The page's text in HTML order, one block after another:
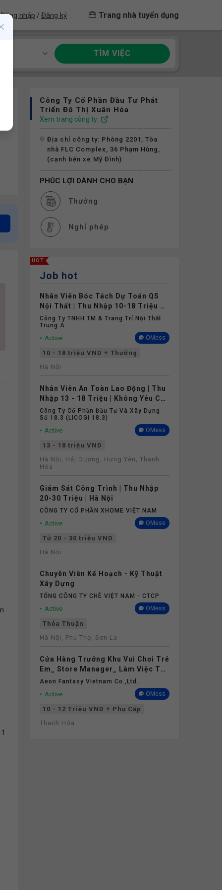
Đăng nhập / Đăng ký Trang nhà tuyển dụng
TÌM VIỆC
Công Ty Cổ Phần Đầu Tư Phát
Triển Đô Thị Xuân Hòa
Xem trang công ty
Địa chỉ công ty: Phòng 2201, Tòa
nhà FLC Complex, 36 Phạm Hùng,
(cạnh bến xe Mỹ Đình)
PHÚC LỢI DÀNH CHO BẠN
Thưởng
Nghỉ phép
HOT
Job hot
Nhân Viên Bóc Tách Dự Toán QS
Nội Thất | Thu Nhập 10-18 Triệu +
Thưởng | Hà Nội
Công Ty TNHH TM & Trang Trí Nội Thất
Trung Á
Active OMess
10 - 18 triệu VND + Thưởng
Hà Nội
Nhân Viên An Toàn Lao Động | Thu
Nhập 13 - 18 Triệu | Không Yêu Cầu
Kinh Nghiệm
Công Ty Cổ Phần Đầu Tư Và Xây Dựng
Số 18.3 (LICOGI 18.3)
Active OMess
13 - 18 triệu VND
Hà Nội, Hải Dương, Hưng Yên, Thanh
Hóa
Giám Sát Công Trình | Thu Nhập
20-30 Triệu | Hà Nội
CÔNG TY CỔ PHẦN XHOME VIỆT NAM
Active OMess
Từ 20 - 30 triệu VND
Hà Nội
Chuyên Viên Kế Hoạch - Kỹ Thuật
Xây Dựng
TỔNG CÔNG TY CHÈ VIỆT NAM - CTCP
Active OMess
Thỏa Thuận
Hà Nội, Phú Thọ, Sơn La
Cửa Hàng Trưởng Khu Vui Chơi Trẻ
Em_ Store Manager_ Làm Việc Tại
Aeon Mall Thanh Hóa
Aeon Fantasy Vietnam Co.,ltd.
Active OMess
10 - 12 Triệu VND + Phụ Cấp
Thanh Hóa